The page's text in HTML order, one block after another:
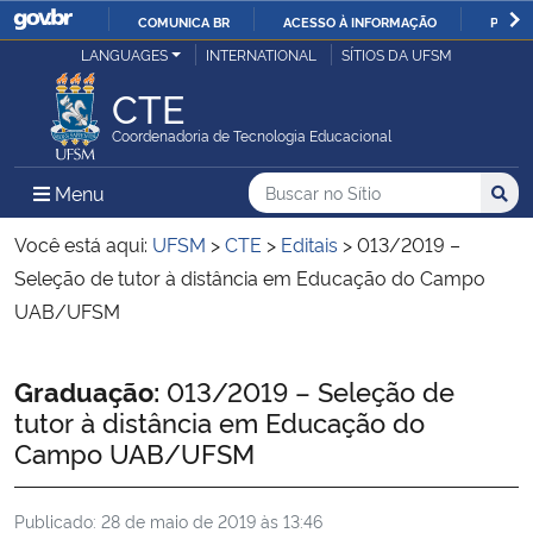
IR
COMUNICA BR ACESSO À INFORMAÇÃO
Ministério da Justiça e Segurança Pública
Ministério da Defesa
Ministério das Relações Exteriores
Ministério da Economia
Ministério da Agricultura, Pecuária e Abastecimento
Ministério da Educação
LANGUAGES INTERNATIONAL SÍTIOS DA UFSM
CTE
Coordenadoria de Tecnologia Educacional
Menu Menu Principal do Sítio
Busca
Buscar no no Sítio
Busca:
Você está aqui: UFSM >CTE > Editais >013/2019 –
Seleção de tutor à distância em Educação do Campo
UAB/UFSM
Início do conteúdo
Graduação: 013/2019 – Seleção de
tutor à distância em Educação do
Campo UAB/UFSM
Publicado: 28 de maio de 2019 às 13:46